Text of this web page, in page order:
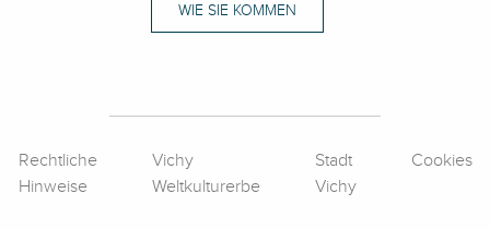
WIE SIE KOMMEN
Rechtliche
Hinweise
Vichy
Weltkulturerbe
Stadt
Vichy
Cookies